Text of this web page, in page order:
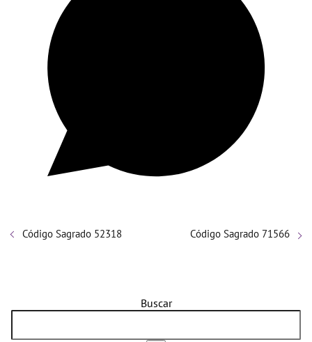
Código Sagrado 52318 Código Sagrado 71566
Buscar